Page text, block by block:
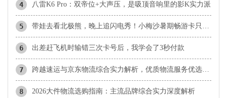
4 八雷K6 Pro：双帝位+大声压，是吸顶音响里的影K实力派
5 带娃去看北极熊，晚上追闪电秀！小梅沙暑期畅游卡只要99元
6 ​出差赶飞机时输错三次卡号后，我学会了3秒付款
7 ​跨越速运与京东物流综合实力解析，优质物流服务优选指南
8 ​2026大件物流选购指南：主流品牌综合实力深度解析